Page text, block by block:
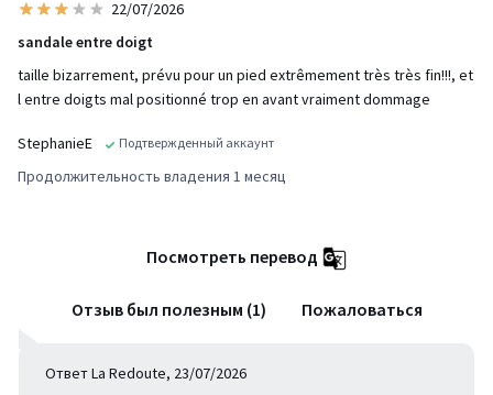
22/07/2026
sandale entre doigt
taille bizarrement, prévu pour un pied extrêmement très très fin!!!, et
l entre doigts mal positionné trop en avant vraiment dommage
StephanieE Подтвержденный аккаунт
Продолжительность владения 1 месяц
Посмотреть перевод
Отзыв был полезным (1) Пожаловаться
Ответ La Redoute, 23/07/2026